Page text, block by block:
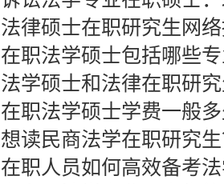
法律硕士在职研究生网
在职法学硕士包括哪些
法学硕士和法律在职研究
在职法学硕士学费一般
想读民商法学在职研究生
在职人员如何高效备考